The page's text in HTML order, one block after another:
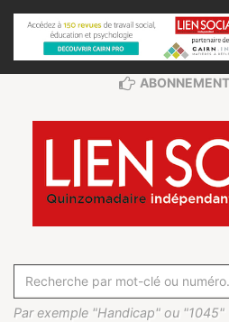
Par exemple "Handicap" ou "1045"